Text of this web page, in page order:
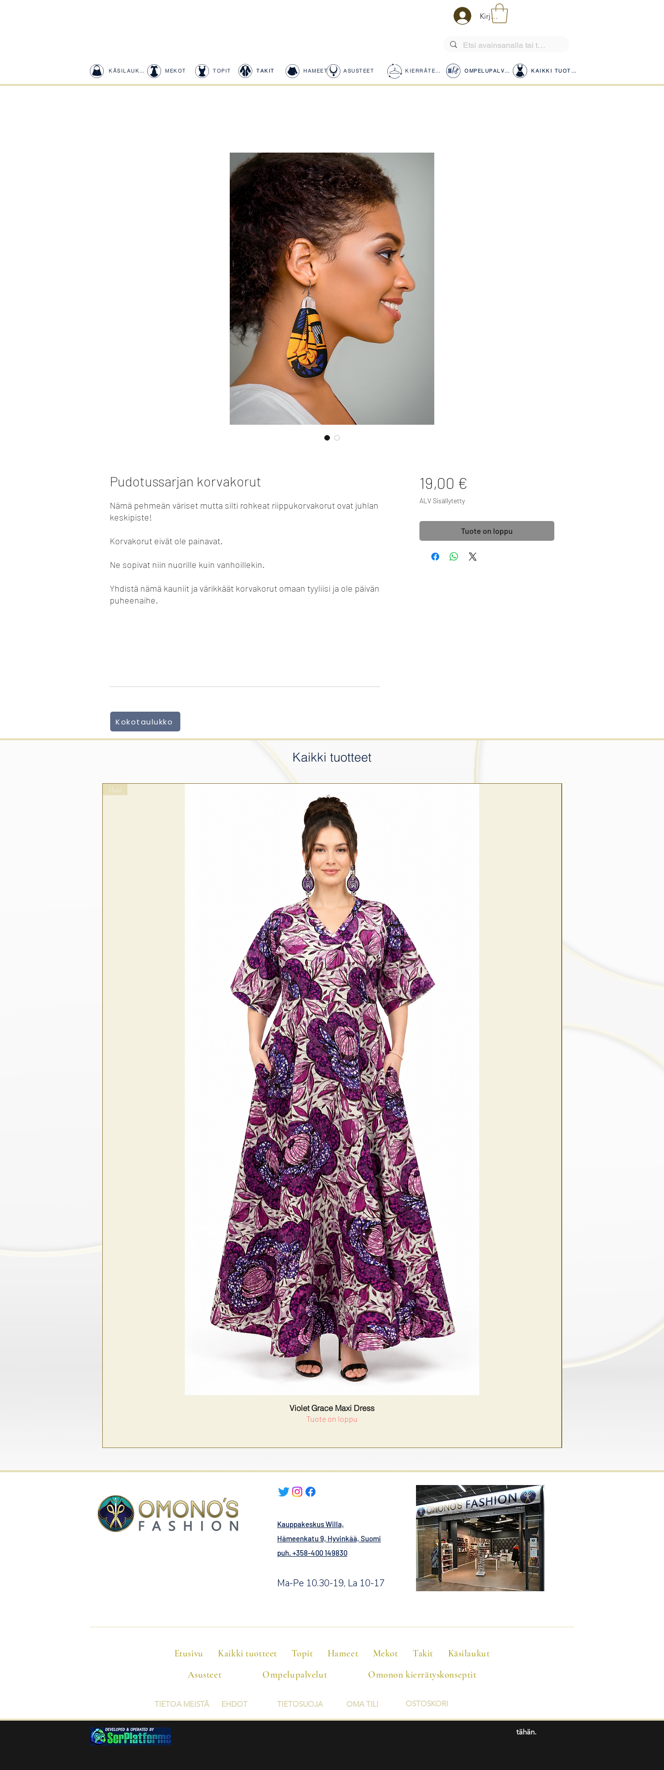
Kirjaudu
KÄSILAUKUT MEKOT TOPIT TAKIT HAMEET ASUSTEET OMPELUPALVELUT KAIKKI TUOTTEET
KIERRÄTETYT
Pudotussarjan korvakorut
Nämä pehmeän väriset mutta silti rohkeat riippukorvakorut ovat juhlan
keskipiste!
Korvakorut eivät ole painavat.
Ne sopivat niin nuorille kuin vanhoillekin.
Yhdistä nämä kauniit ja värikkäät korvakorut omaan tyyliisi ja ole päivän
puheenaihe.
19,00 €
ALV Sisällytetty
Tuote on loppu
Kokotaulukko
Kaikki tuotteet
Uusi
Violet Grace Maxi Dress
Tuote on loppu
Kauppakeskus Willa,
Hämeenkatu 9, Hyvinkää, Suomi
puh. +358-400 149830
Ma-Pe 10.30-19, La 10-17
Etusivu Kaikki tuotteet Topit Hameet Mekot Takit
Käsilaukut
Asusteet
Ompelupalvelut Omonon kierrätyskonseptit
TIETOA MEISTÄ EHDOT TIETOSUOJA OMA TILI OSTOSKORI
tähän.